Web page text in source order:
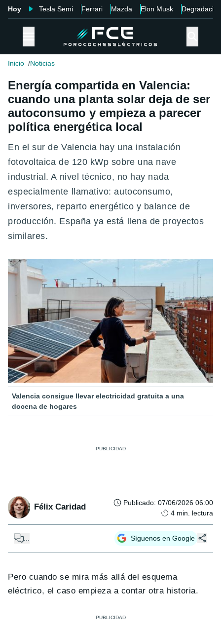
Hoy Tesla Semi Ferrari Mazda Elon Musk Degradación
Inicio Noticias
Energía compartida en Valencia:
cuando una planta solar deja de ser
autoconsumo y empieza a parecer
política energética local
En el sur de Valencia hay una instalación
fotovoltaica de 120 kWp sobre una nave
industrial. A nivel técnico, no hay nada
especialmente llamativo: autoconsumo,
inversores, reparto energético y balance de
producción. España ya está llena de proyectos
similares.
Valencia consigue llevar electricidad gratuita a una
docena de hogares
Félix Caridad Publicado: 07/06/2026 06:00
4 min. lectura
Síguenos en Google
Pero cuando se mira más allá del esquema
eléctrico, el caso empieza a contar otra historia.